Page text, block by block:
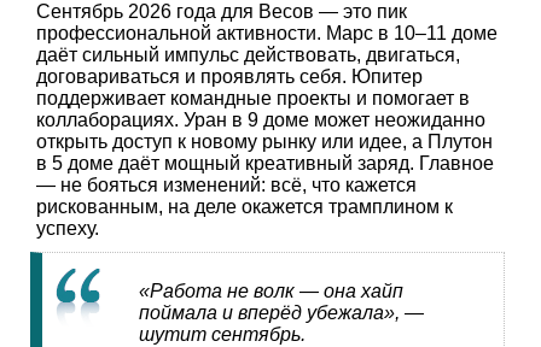
Сентябрь 2026 года для Весов — это пик
профессиональной активности. Марс в 10–11 доме
даёт сильный импульс действовать, двигаться,
договариваться и проявлять себя. Юпитер
поддерживает командные проекты и помогает в
коллаборациях. Уран в 9 доме может неожиданно
открыть доступ к новому рынку или идее, а Плутон
в 5 доме даёт мощный креативный заряд. Главное
— не бояться изменений: всё, что кажется
рискованным, на деле окажется трамплином к
успеху.
«Работа не волк — она хайп
поймала и вперёд убежала», —
шутит сентябрь.